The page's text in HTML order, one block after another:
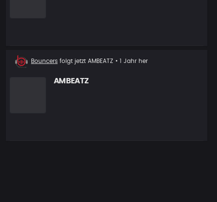
Neuer
Bouncers folgt jetzt AMBEATZ • 1 Jahr her
AMBEATZ